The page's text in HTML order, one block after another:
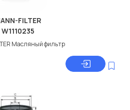
FILTER
W1110235
Масляный фильтр